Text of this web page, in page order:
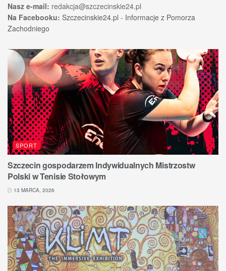
Nasz e-mail: redakcja@szczecinskie24.pl
Na Facebooku: Szczecinskie24.pl - Informacje z Pomorza
Zachodniego
SPORT
Szczecin gospodarzem Indywidualnych Mistrzostw
Polski w Tenisie Stołowym
13 MARCA, 2026